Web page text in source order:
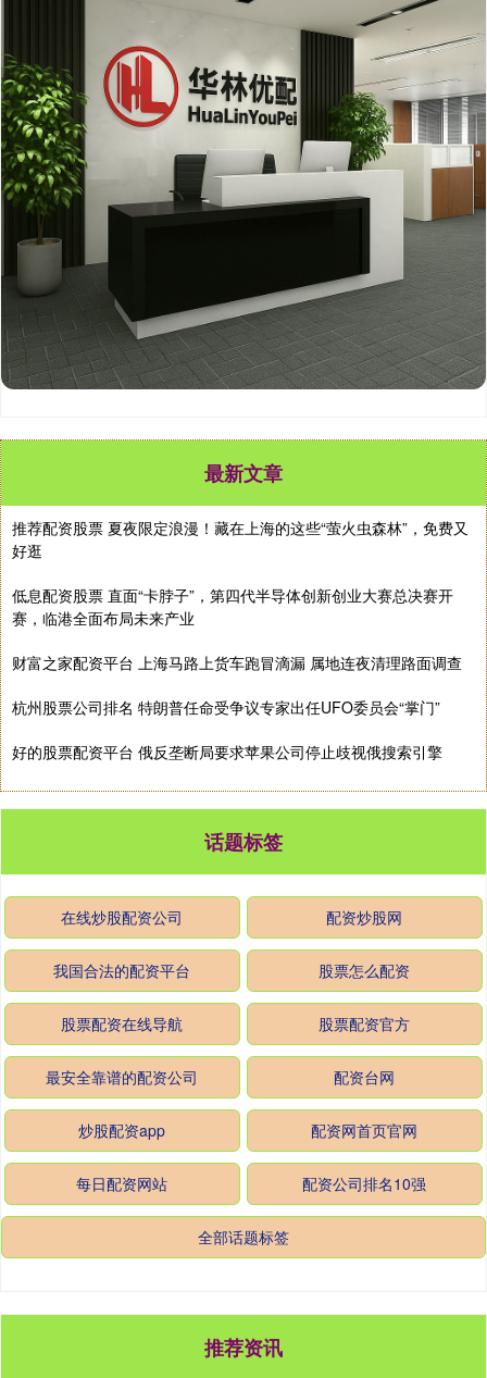
最新文章
推荐配资股票 夏夜限定浪漫！藏在上海的这些“萤火虫森林”，免费又
好逛
低息配资股票 直面“卡脖子”，第四代半导体创新创业大赛总决赛开
赛，临港全面布局未来产业
财富之家配资平台 上海马路上货车跑冒滴漏 属地连夜清理路面调查
杭州股票公司排名 特朗普任命受争议专家出任UFO委员会“掌门”
好的股票配资平台 俄反垄断局要求苹果公司停止歧视俄搜索引擎
话题标签
在线炒股配资公司 配资炒股网
我国合法的配资平台 股票怎么配资
股票配资在线导航 股票配资官方
最安全靠谱的配资公司 配资台网
炒股配资app 配资网首页官网
每日配资网站 配资公司排名10强
全部话题标签
推荐资讯